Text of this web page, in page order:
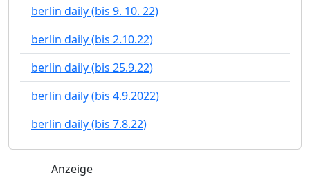
berlin daily (bis 9. 10. 22)
berlin daily (bis 2.10.22)
berlin daily (bis 25.9.22)
berlin daily (bis 4.9.2022)
berlin daily (bis 7.8.22)
Anzeige